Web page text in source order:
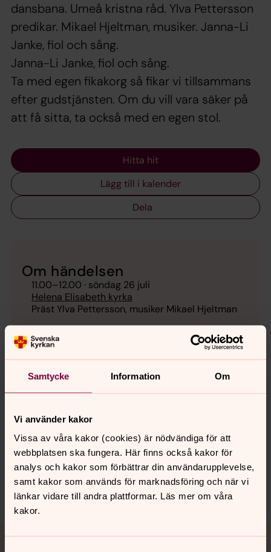
Samtycke Information Om
Vi använder kakor
Vissa av våra kakor (cookies) är nödvändiga för att
webbplatsen ska fungera. Här finns också kakor för
analys och kakor som förbättrar din användarupplevelse,
samt kakor som används för marknadsföring och när vi
länkar vidare till andra plattformar. Läs mer om våra
kakor.
dansbana. Umeå kristna råd. Ylva Pettersson
predikar. Mikael Hjeltman, musiker. Janna-Li
Janke, fiol och sång.
Janna-Li Janke, fiol och sång.
Ta med egen fikakorg så fikar vi tillsammans
efter gudstjänsten. Om du vill vara säker på
att få sitta, ta också med en egen stol.
Hitta hit
Lägg till i kalender
Dela
Om händelsen
11.00–12.00 · söndag 26 juli
Helena Elisabeth kyrka
Präst Ylva Pettersson, musiker Mikael Hjeltman
Adress
Gammlia museiområde, Västerbottens museum,
Umeå
elisabeth
Länkar
Läs mer här